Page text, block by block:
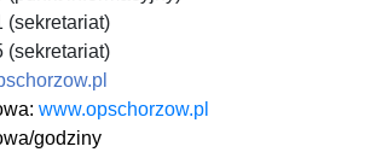
(sekretariat)
(sekretariat)
www.opschorzow.pl
godziny